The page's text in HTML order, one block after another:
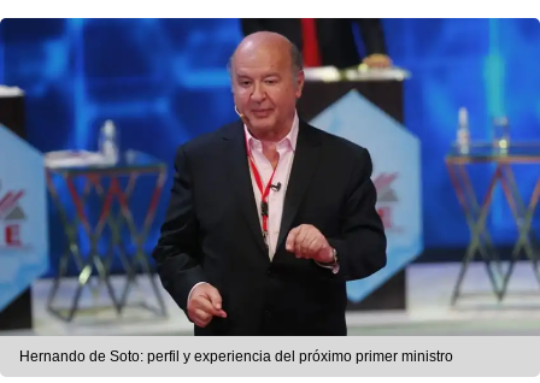
Hernando de Soto: perfil y experiencia del próximo primer ministro